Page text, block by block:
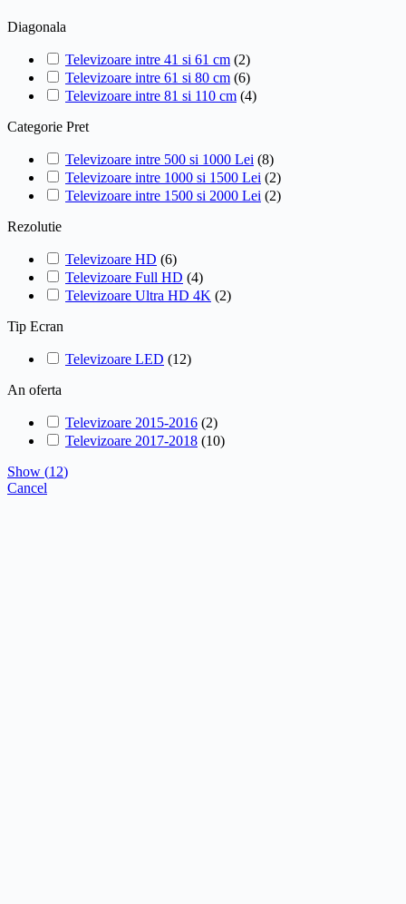
Diagonala
Televizoare intre 41 si 61 cm (2)
Televizoare intre 61 si 80 cm (6)
Televizoare intre 81 si 110 cm (4)
Categorie Pret
Televizoare intre 500 si 1000 Lei (8)
Televizoare intre 1000 si 1500 Lei (2)
Televizoare intre 1500 si 2000 Lei (2)
Rezolutie
Televizoare HD (6)
Televizoare Full HD (4)
Televizoare Ultra HD 4K (2)
Tip Ecran
Televizoare LED (12)
An oferta
Televizoare 2015-2016 (2)
Televizoare 2017-2018 (10)
Show (12)
Cancel